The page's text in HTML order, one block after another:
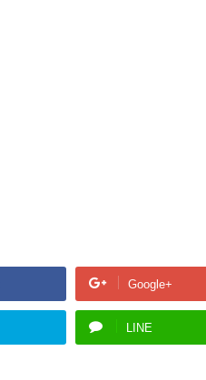
Google+
LINE